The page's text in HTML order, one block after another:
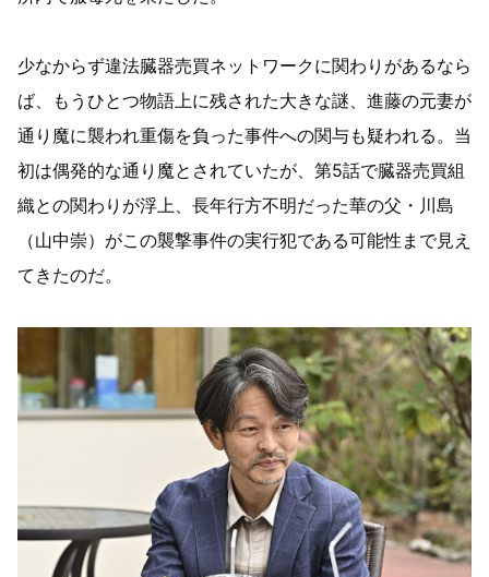
少なからず違法臓器売買ネットワークに関わりがあるなら
ば、もうひとつ物語上に残された大きな謎、進藤の元妻が
通り魔に襲われ重傷を負った事件への関与も疑われる。当
初は偶発的な通り魔とされていたが、第5話で臓器売買組
織との関わりが浮上、長年行方不明だった華の父・川島
（山中崇）がこの襲撃事件の実行犯である可能性まで見え
てきたのだ。